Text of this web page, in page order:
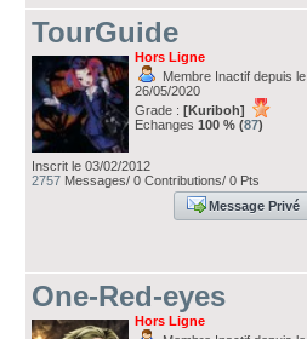
TourGuide
Hors Ligne
Membre Inactif depuis le
26/05/2020
Grade : [Kuriboh]
Echanges 100 % (87)
Inscrit le 03/02/2012
2757 Messages/ 0 Contributions/ 0 Pts
Message Privé
One-Red-eyes
Hors Ligne